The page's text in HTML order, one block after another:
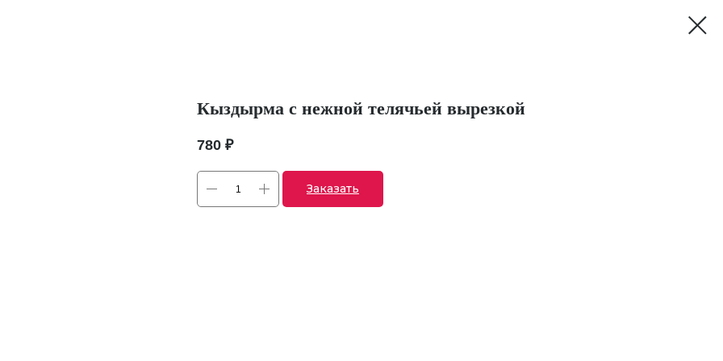
Кыздырма с нежной телячьей вырезкой
780 ₽
Заказать